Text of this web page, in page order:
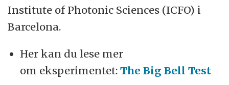
Institute of Photonic Sciences (ICFO) i
Barcelona.
Her kan du lese mer
om eksperimentet:The Big Bell Test